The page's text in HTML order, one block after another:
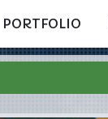
PORTFOLIO